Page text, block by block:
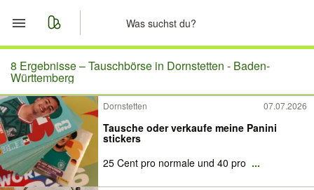
Start
Merkliste
Nachrichten
Anzeige aufgeben
8 Ergebnisse –Tauschbörse in Dornstetten - Baden-
Württemberg
Dornstetten 07.07.2026
Tausche oder verkaufe meine Panini
stickers
25 Cent pro normale und 40 pro ...